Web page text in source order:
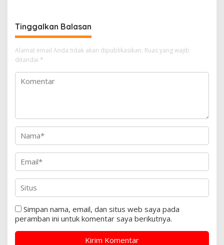
Tinggalkan Balasan
Alamat email Anda tidak akan dipublikasikan. Ruas yang wajib
ditandai *
Simpan nama, email, dan situs web saya pada
peramban ini untuk komentar saya berikutnya.